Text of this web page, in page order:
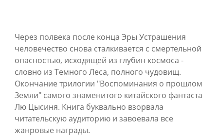
Через полвека после конца Эры Устрашения
человечество снова сталкивается с смертельной
опасностью, исходящей из глубин космоса -
словно из Темного Леса, полного чудовищ.
Окончание трилогии "Воспоминания о прошлом
Земли" самого знаменитого китайского фантаста
Лю Цысиня. Книга буквально взорвала
читательскую аудиторию и завоевала все
жанровые награды.